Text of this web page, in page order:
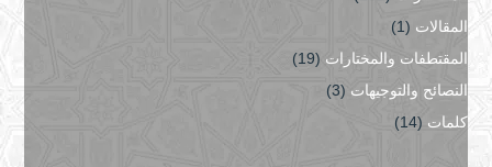
المقالات (1)
المقتطفات والمختارات (19)
النصائح والتوجيهات (3)
كلمات (14)